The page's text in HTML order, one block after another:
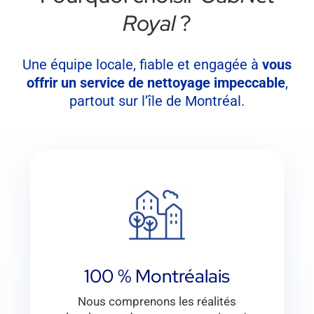
Royal?
Une équipe locale, fiable et engagée à vous
offrir un service de nettoyage impeccable,
partout sur l’île de Montréal.
100 % Montréalais
Nous comprenons les réalités